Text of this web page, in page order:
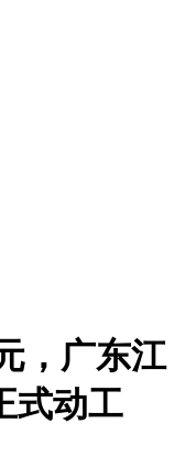
，广东江
式动工